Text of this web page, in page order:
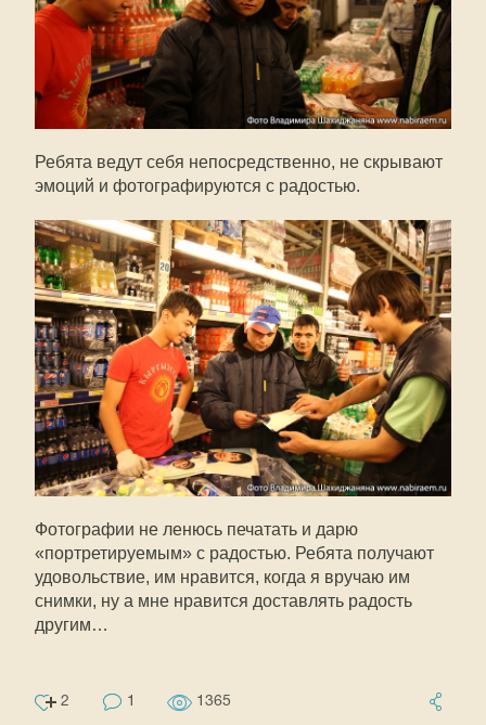
Ребята ведут себя непосредственно, не скрывают
эмоций и фотографируются с радостью.
Фотографии не ленюсь печатать и дарю
«портретируемым» с радостью. Ребята получают
удовольствие, им нравится, когда я вручаю им
снимки, ну а мне нравится доставлять радость
другим…
2 1 1365